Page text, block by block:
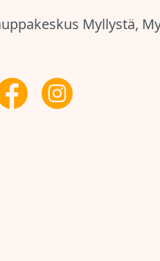
Myllystä,